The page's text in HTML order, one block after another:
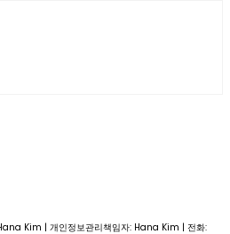
Kim | 개인정보관리책임자: Hana Kim | 전화: